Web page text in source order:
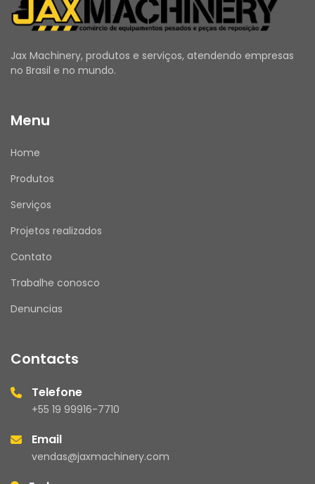
Jax Machinery, produtos e serviços, atendendo empresas
no Brasil e no mundo.
Menu
Home
Produtos
Serviços
Projetos realizados
Contato
Trabalhe conosco
Denuncias
Contacts
Telefone
+55 19 99916-7710
Email
vendas@jaxmachinery.com